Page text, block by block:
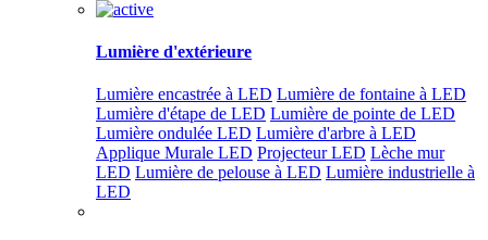
Lumière d'extérieure
Lumière encastrée à LED Lumière de fontaine à LED
Lumière d'étape de LED Lumière de pointe de LED
Lumière ondulée LED Lumière d'arbre à LED
Applique Murale LED Projecteur LED Lèche mur
LED Lumière de pelouse à LED Lumière industrielle à
LED